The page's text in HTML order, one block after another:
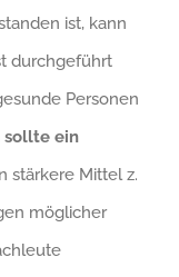
ist, kann
durchgeführt
Personen
sollte ein
stärkere Mittel z.
möglicher